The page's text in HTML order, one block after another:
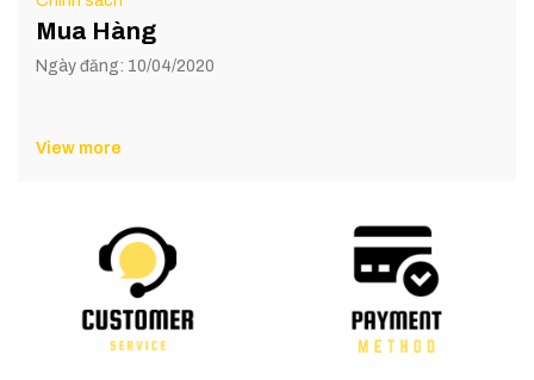
Mua Hàng
Ngày đăng: 10/04/2020
View more